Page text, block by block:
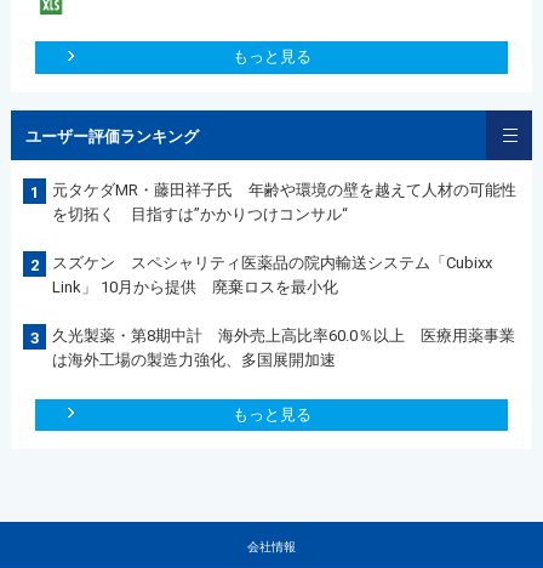
もっと見る
ユーザー評価ランキング
1
元タケダMR・藤田祥子氏 年齢や環境の壁を越えて人材の可能性
を切拓く 目指すは”かかりつけコンサル“
2
スズケン スペシャリティ医薬品の院内輸送システム「Cubixx
Link」 10月から提供 廃棄ロスを最小化
3
久光製薬・第8期中計 海外売上高比率60.0％以上 医療用薬事業
は海外工場の製造力強化、多国展開加速
もっと見る
会社情報